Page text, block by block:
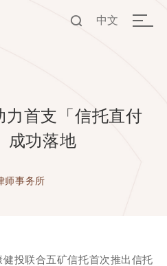
中文
首支「信托直付
成功落地
师事务所
投联合五矿信托首次推出信托